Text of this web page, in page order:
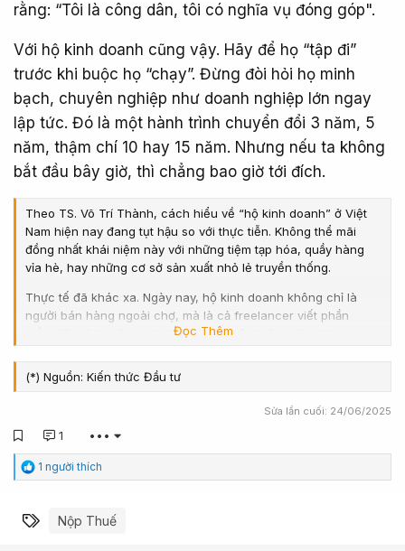
rằng: “Tôi là công dân, tôi có nghĩa vụ đóng góp".
Với hộ kinh doanh cũng vậy. Hãy để họ “tập đi”
trước khi buộc họ “chạy”. Đừng đòi hỏi họ minh
bạch, chuyên nghiệp như doanh nghiệp lớn ngay
lập tức. Đó là một hành trình chuyển đổi 3 năm, 5
năm, thậm chí 10 hay 15 năm. Nhưng nếu ta không
bắt đầu bây giờ, thì chẳng bao giờ tới đích.
Theo TS. Võ Trí Thành, cách hiểu về “hộ kinh doanh” ở Việt
Nam hiện nay đang tụt hậu so với thực tiễn. Không thể mãi
đồng nhất khái niệm này với những tiệm tạp hóa, quầy hàng
vỉa hè, hay những cơ sở sản xuất nhỏ lẻ truyền thống.
Thực tế đã khác xa. Ngày nay, hộ kinh doanh không chỉ là
người bán hàng ngoài chợ, mà là cả freelancer viết phần
mềm, lập trình viên tự do làm việc xuyên biên giới, influencer
công sáng tạo theo đơn đặt hàng online... Họ có khách hàng,
có thu nhập đều đặn, có sức ảnh hưởng thị trường, nhưng lại
“đứng ngoài vòng pháp lý”. Không đăng ký kinh doanh, không
hỗ trợ chính thức nào từ Nhà nước.
TS. Võ Trí Thành nhấn mạnh: Đã đến lúc cần có một luật riêng
loại linh hoạt, dựa trên quy mô, tính chất hoạt động, và đặc
Đọc Thêm
(*) Nguồn: Kiến thức Đầu tư
Sửa lần cuối: 24/06/2025
1 •••
C
ả
ú
1 người thích
Từ khóa
Nộp Thuế